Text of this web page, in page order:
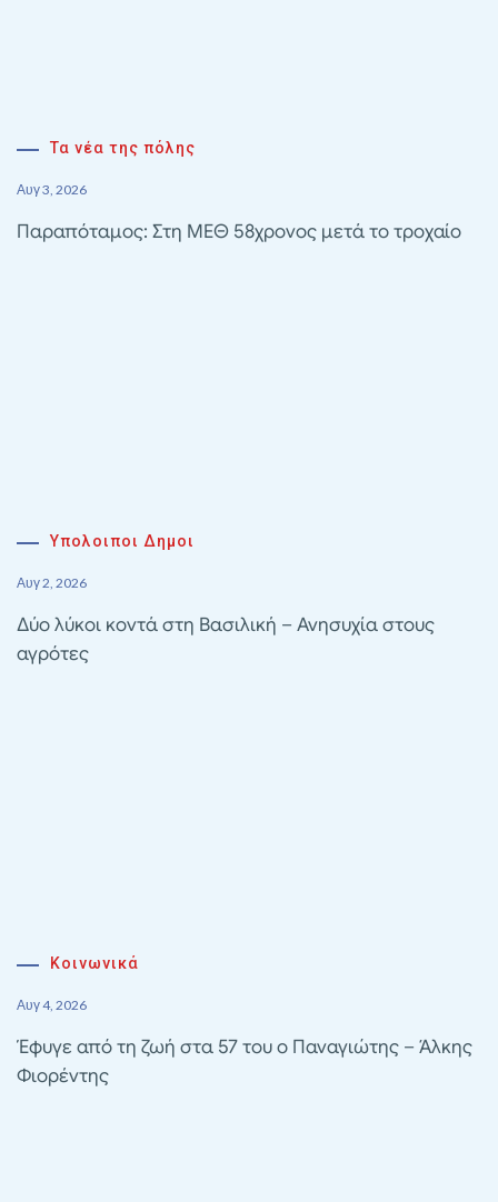
Τα νέα της πόλης
Αυγ 3, 2026
Παραπόταμος: Στη ΜΕΘ 58χρονος μετά το τροχαίο
Υπολοιποι Δημοι
Αυγ 2, 2026
Δύο λύκοι κοντά στη Βασιλική – Ανησυχία στους
αγρότες
Κοινωνικά
Αυγ 4, 2026
Έφυγε από τη ζωή στα 57 του ο Παναγιώτης – Άλκης
Φιορέντης